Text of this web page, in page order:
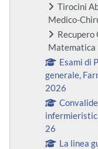
Tirocini
Medico-
Recupero
Matematica
Esami di
generale,
2026
26
La linea